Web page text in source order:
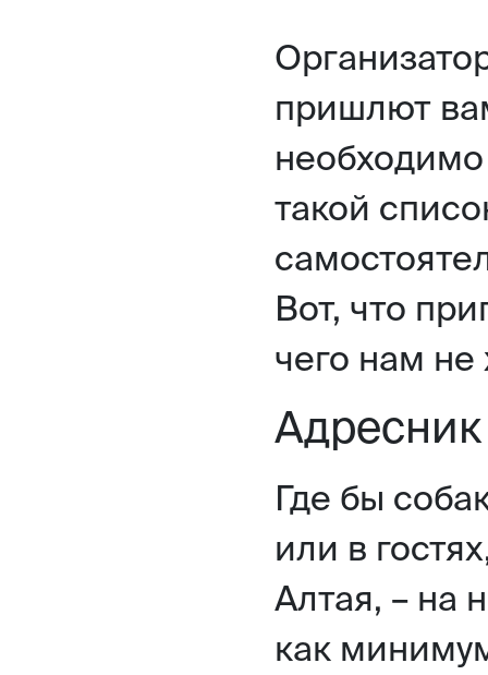
пришлют
такой
Вот, что
чего нам не
Адресник
Где бы
или в
Алтая, – на
как